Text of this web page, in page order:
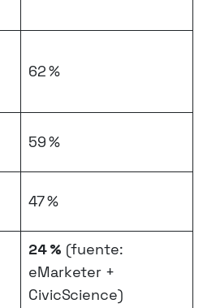
62 %
59 %
47 %
24 % (fuente:
eMarketer +
CivicScience)